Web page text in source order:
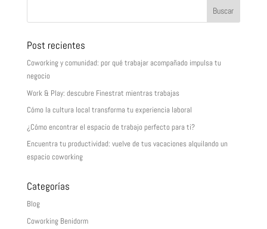
Post recientes
Coworking y comunidad: por qué trabajar acompañado impulsa tu
negocio
Work & Play: descubre Finestrat mientras trabajas
Cómo la cultura local transforma tu experiencia laboral
¿Cómo encontrar el espacio de trabajo perfecto para ti?
Encuentra tu productividad: vuelve de tus vacaciones alquilando un
espacio coworking
Categorías
Blog
Coworking Benidorm